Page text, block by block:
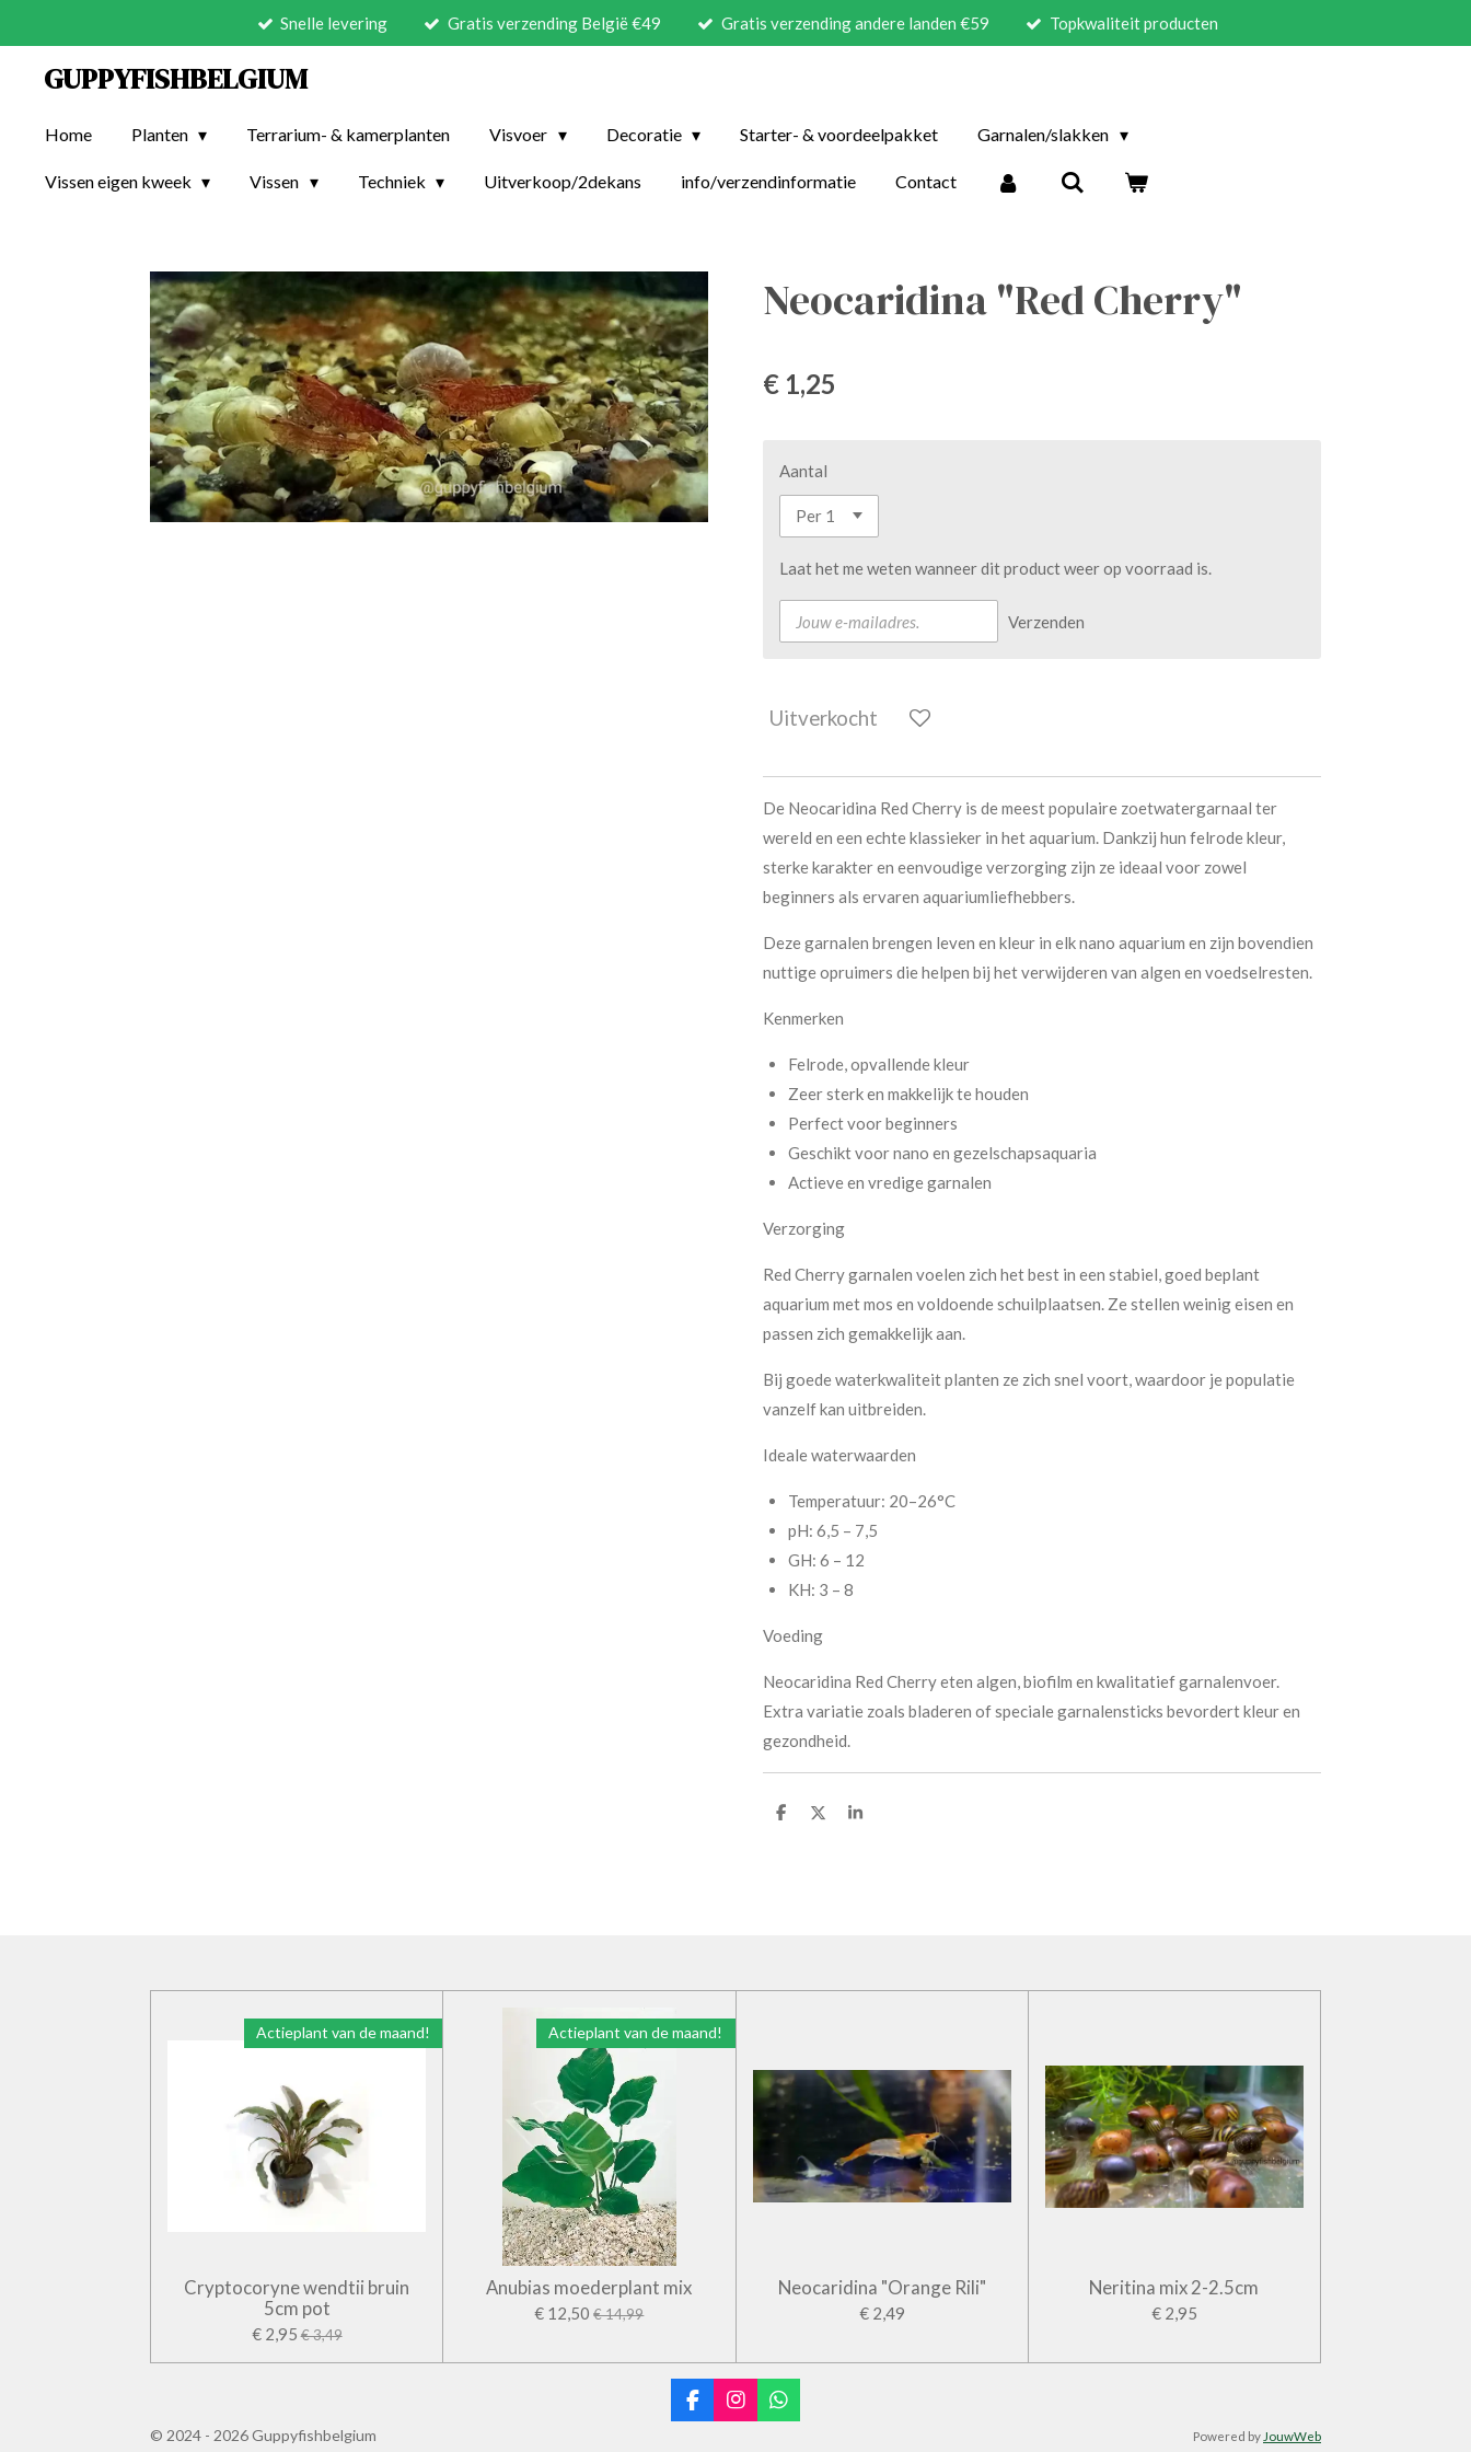
hoofdinhoud
Snelle levering Gratis verzending België €49 Gratis verzending andere landen €59 Topkwaliteit producten
GUPPYFISHBELGIUM
Home Planten Terrarium- & kamerplanten Visvoer Decoratie Starter- & voordeelpakket Garnalen/slakken
Vissen eigen kweek Vissen Techniek Uitverkoop/2dekans info/verzendinformatie Contact
Neocaridina "Red Cherry"
€ 1,25
Aantal
Laat het me weten wanneer dit product weer op voorraad is.
Verzenden
Uitverkocht
De Neocaridina Red Cherry is de meest populaire zoetwatergarnaal ter
wereld en een echte klassieker in het aquarium. Dankzij hun felrode kleur,
sterke karakter en eenvoudige verzorging zijn ze ideaal voor zowel
beginners als ervaren aquariumliefhebbers.
Deze garnalen brengen leven en kleur in elk nano aquarium en zijn bovendien
nuttige opruimers die helpen bij het verwijderen van algen en voedselresten.
Kenmerken
Felrode, opvallende kleur
Zeer sterk en makkelijk te houden
Perfect voor beginners
Geschikt voor nano en gezelschapsaquaria
Actieve en vredige garnalen
Verzorging
Red Cherry garnalen voelen zich het best in een stabiel, goed beplant
aquarium met mos en voldoende schuilplaatsen. Ze stellen weinig eisen en
passen zich gemakkelijk aan.
Bij goede waterkwaliteit planten ze zich snel voort, waardoor je populatie
vanzelf kan uitbreiden.
Ideale waterwaarden
Temperatuur: 20–26°C
pH: 6,5 – 7,5
GH: 6 – 12
KH: 3 – 8
Voeding
Neocaridina Red Cherry eten algen, biofilm en kwalitatief garnalenvoer.
Extra variatie zoals bladeren of speciale garnalensticks bevordert kleur en
gezondheid.
D
D
S
Actieplant van de maand!
Cryptocoryne wendtii bruin
5cm pot
€ 2,95 € 3,49
Actieplant van de maand!
Anubias moederplant mix
€ 12,50 € 14,99
Neocaridina "Orange Rili"
€ 2,49
Neritina mix 2-2.5cm
€ 2,95
F
a
I
n
W
h
© 2024 - 2026 Guppyfishbelgium Powered by JouwWeb